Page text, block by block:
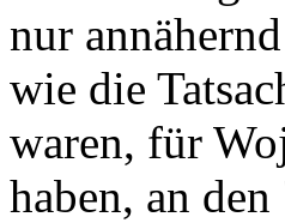
nur
wie die
waren, für
haben, an